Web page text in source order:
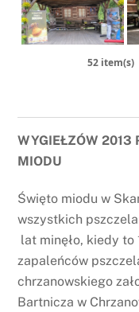
52 item(s)
WYGIEŁZÓW 2013
MIODU
Święto miodu w
wszystkich
lat minęło, kiedy to
zapaleńców
chrzanowskiego
Bartnicza w